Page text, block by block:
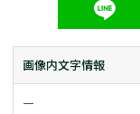
画像内文字情報
ー